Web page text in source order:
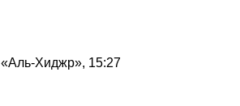
Хиджр», 15:27